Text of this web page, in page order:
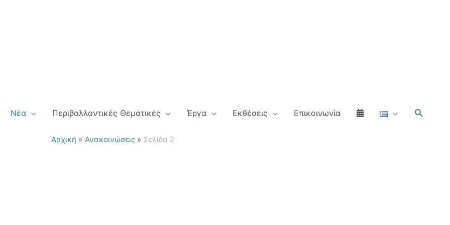
Νέα Περιβαλλοντικές Θεματικές Έργα Εκθέσεις Επικοινωνία
Αρχική Ανακοινώσεις Σελίδα 2